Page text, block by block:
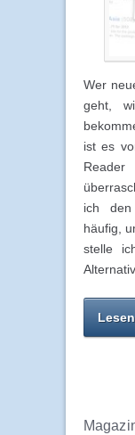
Wer
geht,
ist es
Reader
ich den
häufig,
stelle